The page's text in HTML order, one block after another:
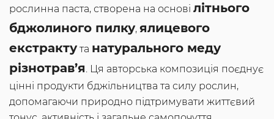
рослинна паста, створена на основі літнього
бджолиного пилку, ялицевого
екстракту та натурального меду
різнотрав’я. Ця авторська композиція поєднує
цінні продукти бджільництва та силу рослин,
допомагаючи природно підтримувати життєвий